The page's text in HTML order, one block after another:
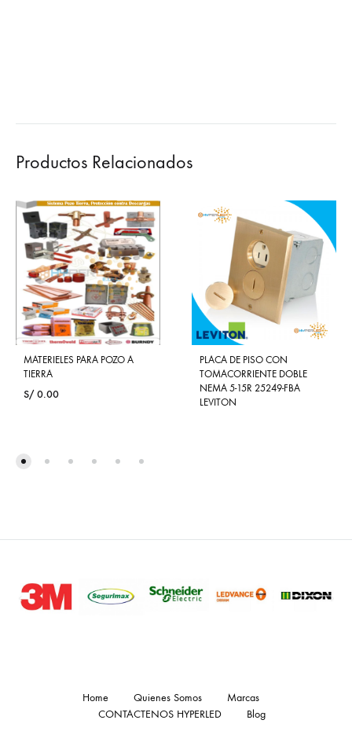
Productos Relacionados
MATERIELES PARA POZO A
TIERRA
S/0.00
PLACA DE PISO CON
TOMACORRIENTE DOBLE
NEMA 5-15R 25249-FBA
LEVITON
Home Quienes Somos
Marcas
CONTACTENOS HYPERLED
Blog